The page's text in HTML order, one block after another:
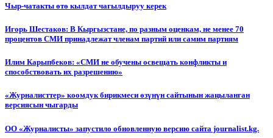
Чыр-чатакты өтө кылдат чагылдыруу керек
Игорь Шестаков: В Кыргызстане, по разным оценкам, не менее 70
процентов СМИ принадлежат членам партий или самим партиям
Илим Карыпбеков: «СМИ не обучены освещать конфликты и
способствовать их разрешению»
«Журналисттер» коомдук бирикмеси өзүнүн сайтынын жаңыланган
версиясын чыгарды
ОО «Журналисты» запустило обновленную версию сайта journalist.kg.